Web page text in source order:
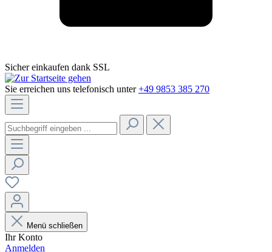
Sicher einkaufen dank SSL
Sie erreichen uns telefonisch unter +49 9853 385 270
Menü schließen
Ihr Konto
Anmelden